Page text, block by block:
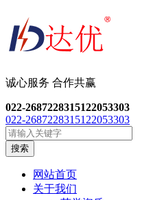
诚心服务 合作共赢
022-2687228315122053303
022-2687228315122053303
搜索
网站首页
关于我们